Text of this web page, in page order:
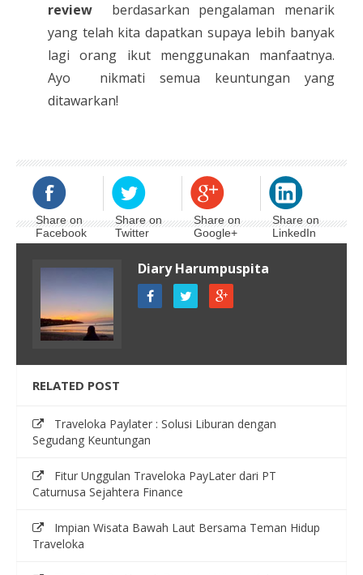
review
berdasarkan pengalaman menarik
yang telah kita dapatkan supaya lebih banyak
lagi orang ikut menggunakan manfaatnya.
Ayo
nikmati semua keuntungan yang
ditawarkan!
Share on
Facebook
Share on
Twitter
Share on
Google+
Share on
LinkedIn
Diary Harumpuspita
RELATED POST
Traveloka Paylater : Solusi Liburan dengan
Segudang Keuntungan
Fitur Unggulan Traveloka PayLater dari PT
Caturnusa Sejahtera Finance
Impian Wisata Bawah Laut Bersama Teman Hidup
Traveloka